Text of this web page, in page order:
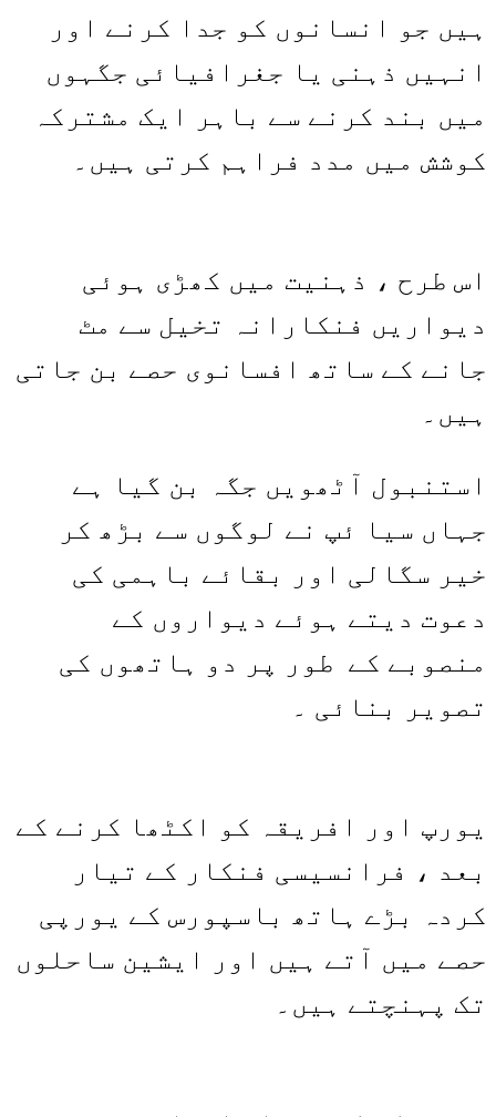
ہیں جو انسانوں کو جدا کرنے اور
انہیں ذہنی یا جغرافیائی جگہوں
میں بند کرنے سے باہر ایک مشترکہ
کوشش میں مدد فراہم کرتی ہیں۔
اس طرح ، ذہنیت میں کھڑی ہوئی
دیواریں فنکارانہ تخیل سے مٹ
جانے کے ساتھ افسانوی حصے بن جاتی
ہیں۔
استنبول آٹھویں جگہ بن گیا ہے
جہاں سیا ئپ نے لوگوں سے بڑھ کر
خیر سگالی اور بقائے باہمی کی
دعوت دیتے ہوئے دیواروں کے
منصوبے کے طور پر دو ہاتھوں کی
تصویر بنائی ۔
یورپ اور افریقہ کو اکٹھا کرنے کے
بعد ، فرانسیسی فنکار کے تیار
کردہ بڑے ہاتھ باسپورس کے یورپی
حصے میں آتے ہیں اور ایشین ساحلوں
تک پہنچتے ہیں۔